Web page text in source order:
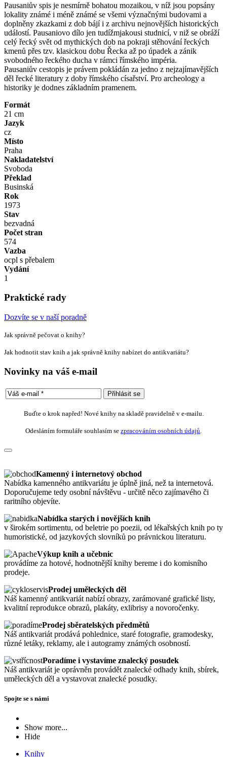
Pausaniův spis je nesmírně bohatou mozaikou, v níž jsou popsány
lokality známé i méně známé se všemi význačnými budovami a
doplněny zkazkami z dob bájí i z archivu nejnovějších historických
událostí. Pausaniovo dílo jen tudížmjakousi studnicí, v niž se obráží
celý řecký svět od mythických dob na pokraji stěhování řeckých
kmenů přes tzv. klasickou dobu Řecka až po úpadek a zánik
svobodného řeckého ducha v rámci římského impéria.
Pausaniův cestopis je právem pokládán za jedno z nejzajímavějších
děl řecké literatury z doby římského císařství. Pro archeology a
historiky je dodnes základním pramenem.
Formát
21 cm
Jazyk
cz
Místo
Praha
Nakladatelství
Svoboda
Překlad
Businská
Rok
1973
Stav
bezvadná
Počet stran
574
Vazba
ocpl s přebalem
Vydání
1
Praktické rady
Dozvíte se v naší poradně
Jak správně pečovat o knihy?
Jak hodnotit stav knih a jak správně knihy nabízet do antikvariátu?
Novinky na váš e-mail
Buďte o krok napřed! Nové knihy na skladě pravidelně v e-mailu.
Odesláním formuláře souhlasím se zpracováním osobních údajů
Kamenný i internetový obchod
Nabídka kamenného antikvariátu je úplně jiná, než ta internetová.
Doporučujeme tedy osobní návštěvu - určitě něco zajímavého či
raritního objevíte.
Nabídka starých i novějších knih
v širokém sortimentu, od beletrie po poezii, od lékařských knih po ty
humoristické, od jazykových slovníků po právnickou literaturu.
Výkup knih a učebnic
provádíme za hotové, hodnotnější knihy bereme i do komisního
prodeje.
Prodej uměleckých děl
Náš kamenný antikvariát nabízí obrazy, zarámované grafické listy,
kvalitní reprodukce obrazů, plakáty, exlibrisy a novoročenky.
Prodej sběratelských předmětů
Náš antikvariát prodává pohlednice, staré fotografie, gramodesky,
různé letáky, reklamy, ale i autogramy známých osobností.
Poradíme i vystavíme znalecký posudek
Náš antikvariát je oprávněn provádět znalecké odhady knih, sbírek,
uměleckých děl a vystavovat znalecké posudky.
Spojte se s námi
Show more...
Hide
Knihy